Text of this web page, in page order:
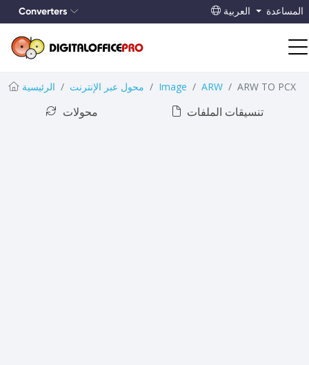
Converters المساعدة
الرئيسية محول عبر الإنترنت Image ARW
ARW TO PCX
محولات
تنسيقات الملفات